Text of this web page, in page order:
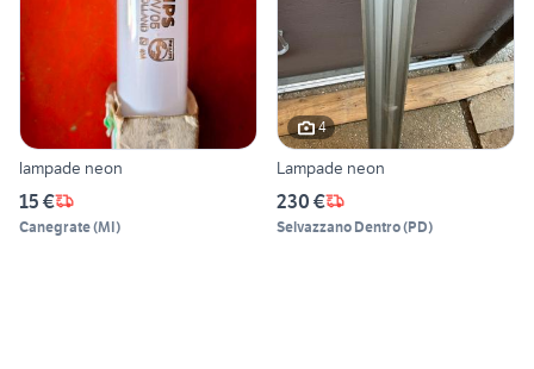
lampade neon
15 €
Canegrate(MI)
4
Lampade neon
230 €
Selvazzano Dentro(PD)